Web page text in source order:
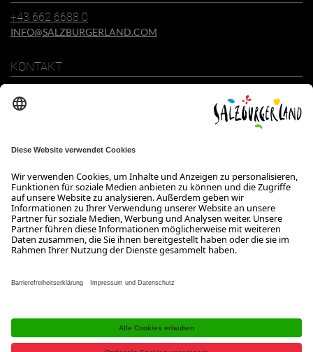
+43 662 6688 0
INFO@SALZBURGERLAND.COM
KONTAKT
+43 662 6688 0
ÖFFNUNGSZEITEN
Wir freuen uns auf Ihre Anfrage!
Gerne stehen wir Ihnen von Montag bis Donnerstag von 08:00 bis
Datenschutzerklärung
Barrierefreiheitserklärung B2B